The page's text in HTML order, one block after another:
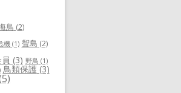
鳥 (2)
機(1) 聟島 (2)
(3) 野鳥 (1)
鳥類保護 (3)